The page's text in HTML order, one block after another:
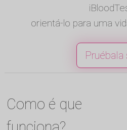
orientá-lo para uma
Pruébala
Como é que